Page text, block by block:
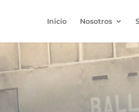
Inicio Nosotros